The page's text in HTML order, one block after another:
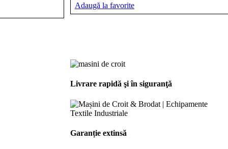
Adaugă la favorite
Livrare rapidă şi în siguranţă
Garanție extinsă